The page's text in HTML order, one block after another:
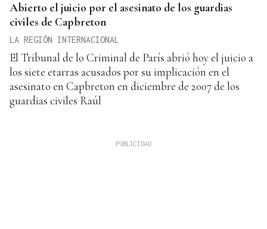
Abierto el juicio por el asesinato de los guardias
civiles de Capbreton
LA REGIÓN INTERNACIONAL
El Tribunal de lo Criminal de París abrió hoy el juicio a
los siete etarras acusados por su implicación en el
asesinato en Capbreton en diciembre de 2007 de los
guardias civiles Raúl